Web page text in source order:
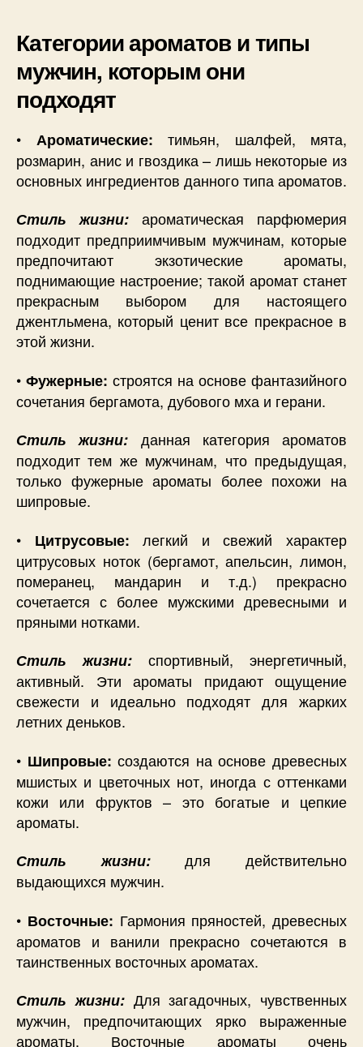
Категории ароматов и типы
мужчин, которым они
подходят
• Ароматические: тимьян, шалфей, мята,
розмарин, анис и гвоздика – лишь некоторые из
основных ингредиентов данного типа ароматов.
Стиль жизни: ароматическая парфюмерия
подходит предприимчивым мужчинам, которые
предпочитают экзотические ароматы,
поднимающие настроение; такой аромат станет
прекрасным выбором для настоящего
джентльмена, который ценит все прекрасное в
этой жизни.
• Фужерные: строятся на основе фантазийного
сочетания бергамота, дубового мха и герани.
Стиль жизни: данная категория ароматов
подходит тем же мужчинам, что предыдущая,
только фужерные ароматы более похожи на
шипровые.
• Цитрусовые: легкий и свежий характер
цитрусовых ноток (бергамот, апельсин, лимон,
померанец, мандарин и т.д.) прекрасно
сочетается с более мужскими древесными и
пряными нотками.
Стиль жизни: спортивный, энергетичный,
активный. Эти ароматы придают ощущение
свежести и идеально подходят для жарких
летних деньков.
• Шипровые: создаются на основе древесных
мшистых и цветочных нот, иногда с оттенками
кожи или фруктов – это богатые и цепкие
ароматы.
Стиль жизни:для действительно
выдающихся мужчин.
• Восточные: Гармония пряностей, древесных
ароматов и ванили прекрасно сочетаются в
таинственных восточных ароматах.
Стиль жизни:Для загадочных, чувственных
мужчин, предпочитающих ярко выраженные
ароматы. Восточные ароматы очень